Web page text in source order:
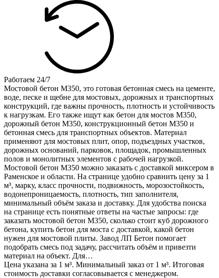
Работаем 24/7
Мостовой бетон М350, это готовая бетонная смесь на цементе,
воде, песке и щебне для мостовых, дорожных и транспортных
конструкций, где важны прочность, плотность и устойчивость
к нагрузкам. Его также ищут как бетон для мостов М350,
дорожный бетон М350, конструкционный бетон М350 и
бетонная смесь для транспортных объектов. Материал
применяют для мостовых плит, опор, подъездных участков,
дорожных оснований, парковок, площадок, промышленных
полов и монолитных элементов с рабочей нагрузкой.
Мостовой бетон М350 можно заказать с доставкой миксером в
Раменское и области. На странице удобно сравнить цену за 1
м³, марку, класс прочности, подвижность, морозостойкость,
водонепроницаемость, плотность, тип заполнителя,
минимальный объём заказа и доставку. Для удобства поиска
на странице есть понятные ответы на частые запросы: где
заказать мостовой бетон М350, сколько стоит куб дорожного
бетона, купить бетон для моста с доставкой, какой бетон
нужен для мостовой плиты. Завод ЛП Бетон помогает
подобрать смесь под задачу, рассчитать объём и привезти
материал на объект. Для…
Цена указана за 1 м³. Минимальный заказ от 1 м³. Итоговая
стоимость доставки согласовывается с менеджером.